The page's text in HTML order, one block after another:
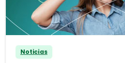
Noticias